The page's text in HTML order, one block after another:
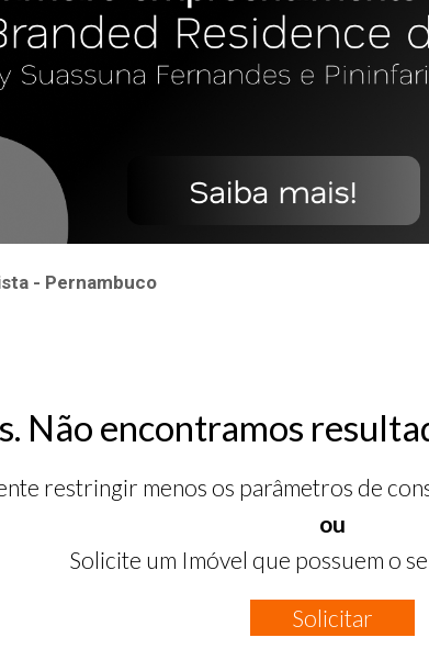
- Pernambuco
Não encontramos
restringir menos os parâmetros de
ou
Solicite um Imóvel que possuem o
Solicitar